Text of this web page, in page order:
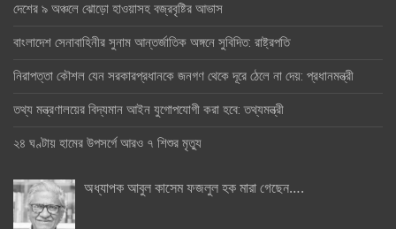
দেশের ৯ অঞ্চলে ঝোড়ো হাওয়াসহ বজ্রবৃষ্টির আভাস
বাংলাদেশ সেনাবাহিনীর সুনাম আন্তর্জাতিক অঙ্গনে সুবিদিত: রাষ্ট্রপতি
নিরাপত্তা কৌশল যেন সরকারপ্রধানকে জনগণ থেকে দূরে ঠেলে না দেয়: প্রধানমন্ত্রী
তথ্য মন্ত্রণালয়ের বিদ্যমান আইন যুগোপযোগী করা হবে: তথ্যমন্ত্রী
২৪ ঘণ্টায় হামের উপসর্গে আরও ৭ শিশুর মৃত্যু
অধ্যাপক আবুল কাসেম ফজলুল হক মারা গেছেন….